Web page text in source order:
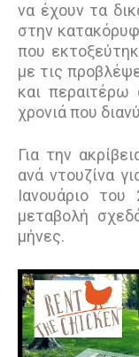
να έχουν τα
στην
που
με τις
και
χρονιά που
Για την
ανά ντουζίνα
Ιανουάριο
μεταβολή
μήνες.